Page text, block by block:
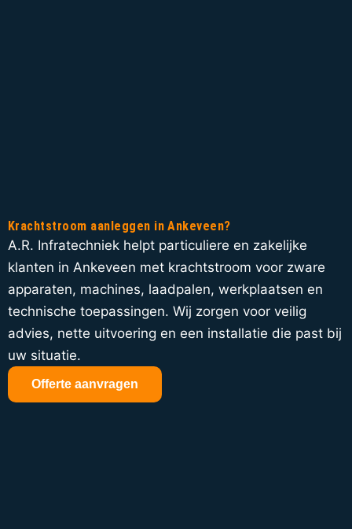
Krachtstroom aanleggen in Ankeveen?
A.R. Infratechniek helpt particuliere en zakelijke
klanten in Ankeveen met krachtstroom voor zware
apparaten, machines, laadpalen, werkplaatsen en
technische toepassingen. Wij zorgen voor veilig
advies, nette uitvoering en een installatie die past bij
uw situatie.
Offerte aanvragen